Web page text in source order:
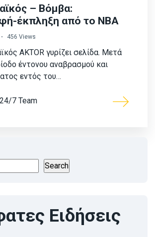
– Βόμβα:
έκπληξη από το NBA
456 Views
AKTOR γυρίζει σελίδα. Μετά
έντονου αναβρασμού και
εντός του…
7 Team
Search
Ειδήσεις